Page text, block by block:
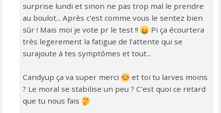
surprise lundi et sinon ne pas trop mal le prendre
au boulot... Après c'est comme vous le sentez bien
sûr ! Mais moi je vote pr le test !!
Pi ça écourtera
très legerement la fatigue de l'attente qui se
surajoute à tes symptômes et tout...
Candyup ça va super merci
et toi tu larves moins
? Le moral se stabilise un peu ? C'est quoi ce retard
que tu nous fais